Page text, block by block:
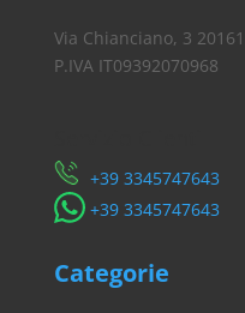
Via Chianciano, 3
P.IVA IT09392070968
​+39 3345747643
​+39 3345747643
Categorie